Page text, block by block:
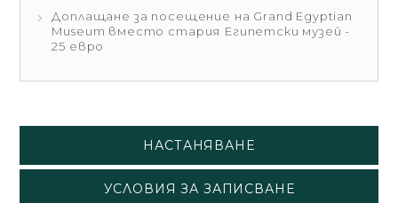
Доплащане за посещение на Grand Egyptian
Museum вместо стария Египетски музей -
25 евро
НАСТАНЯВАНЕ
УСЛОВИЯ ЗА ЗАПИСВАНЕ